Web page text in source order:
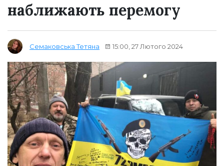
наближають перемогу
Семаковська Тетяна 15:00, 27 Лютого 2024